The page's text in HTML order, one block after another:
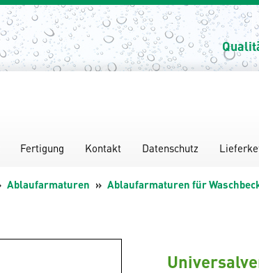
Fertigung Kontakt Datenschutz
Ablaufarmaturen
Ablaufarmaturen für